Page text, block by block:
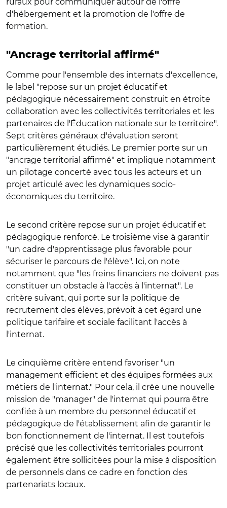
d'hébergement et la promotion de l'offre de
formation.
"Ancrage territorial affirmé"
Comme pour l'ensemble des internats d'excellence,
le label "repose sur un projet éducatif et
pédagogique nécessairement construit en étroite
collaboration avec les collectivités territoriales et les
partenaires de l'Éducation nationale sur le territoire".
Sept critères généraux d'évaluation seront
particulièrement étudiés. Le premier porte sur un
"ancrage territorial affirmé" et implique notamment
un pilotage concerté avec tous les acteurs et un
projet articulé avec les dynamiques socio-
économiques du territoire.
Le second critère repose sur un projet éducatif et
pédagogique renforcé. Le troisième vise à garantir
"un cadre d'apprentissage plus favorable pour
sécuriser le parcours de l'élève". Ici, on note
notamment que "les freins financiers ne doivent pas
constituer un obstacle à l'accès à l'internat". Le
critère suivant, qui porte sur la politique de
recrutement des élèves, prévoit à cet égard une
politique tarifaire et sociale facilitant l'accès à
l'internat.
Le cinquième critère entend favoriser "un
management efficient et des équipes formées aux
métiers de l'internat." Pour cela, il crée une nouvelle
mission de "manager" de l'internat qui pourra être
confiée à un membre du personnel éducatif et
pédagogique de l'établissement afin de garantir le
bon fonctionnement de l'internat. Il est toutefois
précisé que les collectivités territoriales pourront
également être sollicitées pour la mise à disposition
de personnels dans ce cadre en fonction des
partenariats locaux.